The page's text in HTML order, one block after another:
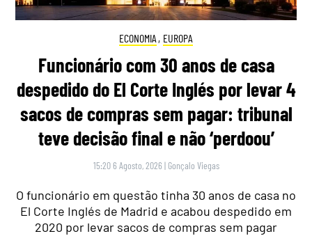
ECONOMIA , EUROPA
Funcionário com 30 anos de casa
despedido do El Corte Inglés por levar 4
sacos de compras sem pagar: tribunal
teve decisão final e não ‘perdoou’
15:20 6 Agosto, 2026 | Gonçalo Viegas
O funcionário em questão tinha 30 anos de casa no
El Corte Inglés de Madrid e acabou despedido em
2020 por levar sacos de compras sem pagar